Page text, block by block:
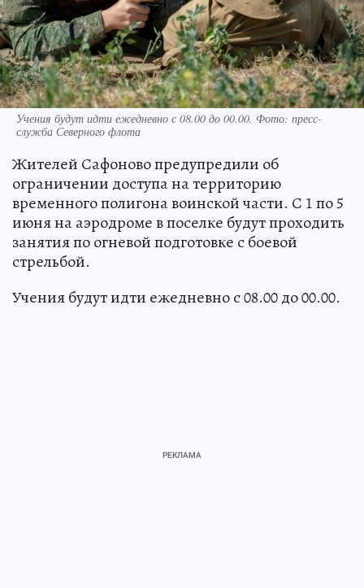
Учения будут идти ежедневно с 08.00 до 00.00. Фото: пресс-
служба Северного флота
Жителей Сафоново предупредили об
ограничении доступа на территорию
временного полигона воинской части. С 1 по 5
июня на аэродроме в поселке будут проходить
занятия по огневой подготовке с боевой
стрельбой.
Учения будут идти ежедневно с 08.00 до 00.00.